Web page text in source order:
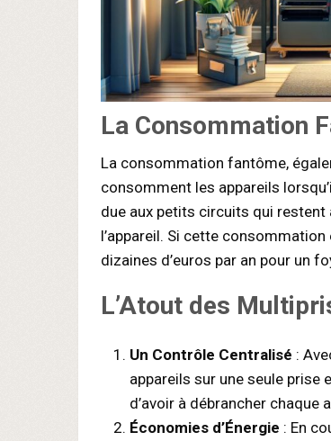
La Consommation
La consommation fantôme,
consomment les appareils
due aux petits circuits qui
l’appareil. Si cette
dizaines d’euros par an pour un
L’Atout des
Un Contrôle Centralisé :
appareils sur une seule prise
d’avoir à débrancher chaque
Économies d’Énergie : En